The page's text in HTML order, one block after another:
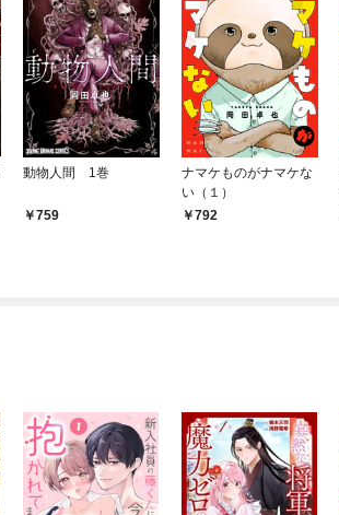
動物人間 1巻
759
ナマケものがナマケな
い（１）
792